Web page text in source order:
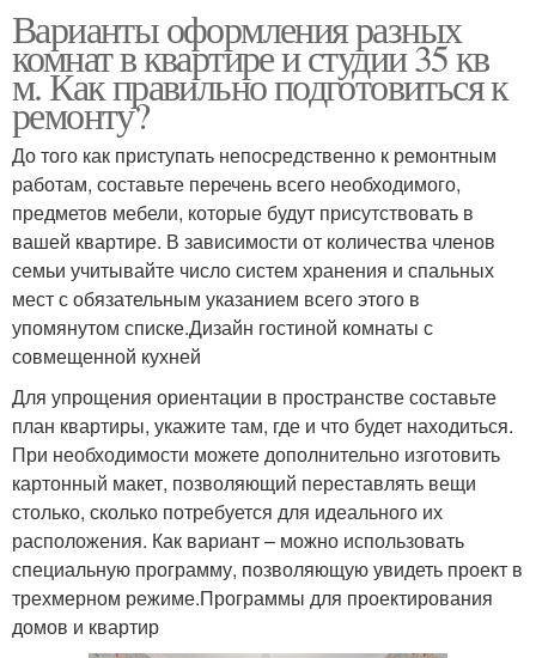
Варианты оформления разных
комнат в квартире и студии 35 кв
м. Как правильно подготовиться к
ремонту?
До того как приступать непосредственно к ремонтным
работам, составьте перечень всего необходимого,
предметов мебели, которые будут присутствовать в
вашей квартире. В зависимости от количества членов
семьи учитывайте число систем хранения и спальных
мест с обязательным указанием всего этого в
упомянутом списке.Дизайн гостиной комнаты с
совмещенной кухней
Для упрощения ориентации в пространстве составьте
план квартиры, укажите там, где и что будет находиться.
При необходимости можете дополнительно изготовить
картонный макет, позволяющий переставлять вещи
столько, сколько потребуется для идеального их
расположения. Как вариант – можно использовать
специальную программу, позволяющую увидеть проект в
трехмерном режиме.Программы для проектирования
домов и квартир